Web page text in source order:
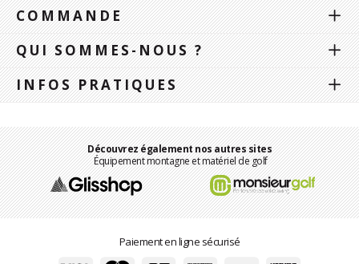
COMMANDE
QUI SOMMES-NOUS ?
INFOS PRATIQUES
Découvrez également nos autres sites
Équipement montagne et matériel de golf
Paiement en ligne sécurisé